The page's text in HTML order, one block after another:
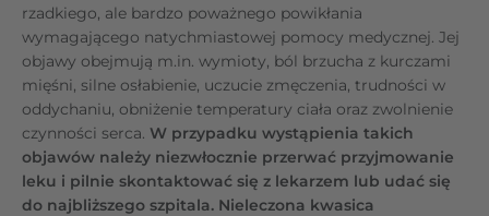
rzadkiego, ale bardzo poważnego powikłania
wymagającego natychmiastowej pomocy medycznej. Jej
objawy obejmują m.in. wymioty, ból brzucha z kurczami
mięśni, silne osłabienie, uczucie zmęczenia, trudności w
oddychaniu, obniżenie temperatury ciała oraz zwolnienie
czynności serca. W przypadku wystąpienia takich
objawów należy niezwłocznie przerwać przyjmowanie
leku i pilnie skontaktować się z lekarzem lub udać się
do najbliższego szpitala. Nieleczona kwasica